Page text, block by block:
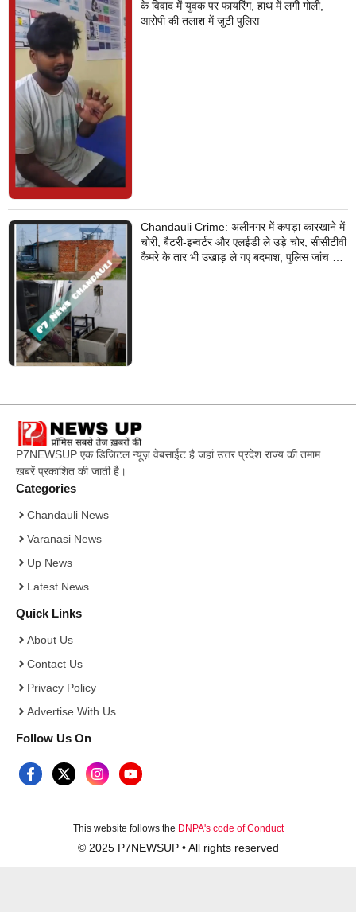
के विवाद में युवक पर फायरिंग, हाथ में लगी गोली,
आरोपी की तलाश में जुटी पुलिस
Chandauli Crime: अलीनगर में कपड़ा कारखाने में
चोरी, बैटरी-इन्वर्टर और एलईडी ले उड़े चोर, सीसीटीवी
कैमरे के तार भी उखाड़ ले गए बदमाश, पुलिस जांच में
P7NEWSUP एक डिजिटल न्यूज़ वेबसाईट है जहां उत्तर प्रदेश राज्य की तमाम
खबरें प्रकाशित की जाती है।
Categories
Chandauli News
Varanasi News
Up News
Latest News
Quick Links
About Us
Contact Us
Privacy Policy
Advertise With Us
Follow Us On
This website follows the DNPA's code of Conduct
© 2025 P7NEWSUP • All rights reserved